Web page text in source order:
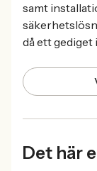
samt
då ett
Det här